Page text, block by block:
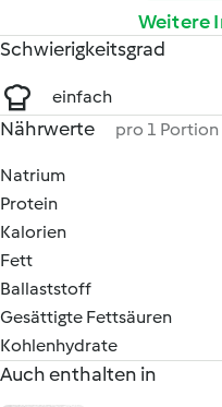
Weitere
Schwierigkeitsgrad
einfach
Nährwerte pro 1 Portion
Natrium
Protein
Kalorien
Fett
Ballaststoff
Gesättigte Fettsäuren
Kohlenhydrate
Auch enthalten in